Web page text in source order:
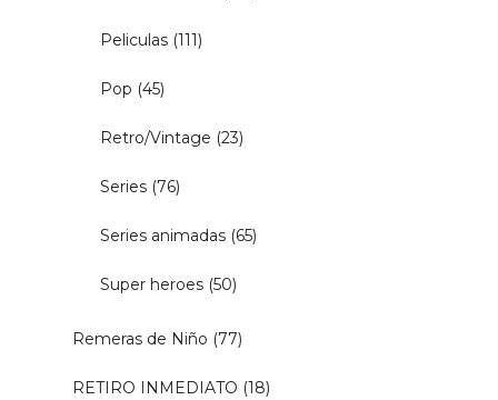
Peliculas (111)
Pop (45)
Retro/Vintage (23)
Series (76)
Series animadas (65)
Super heroes (50)
Remeras de Niño (77)
RETIRO INMEDIATO (18)